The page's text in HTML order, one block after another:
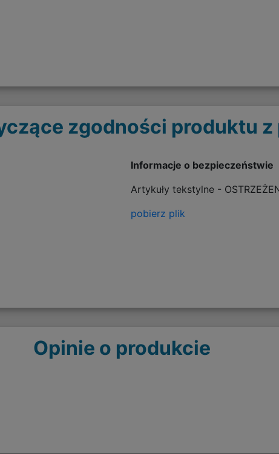
zgodności produktu
Informacje o bezpieczeństwie
Artykuły tekstylne -
pobierz plik
Opinie o produkcie